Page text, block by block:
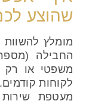
שהוצע
מומלץ להשוות
החבילה
משפטי או רק
לקוחות
מעטפת